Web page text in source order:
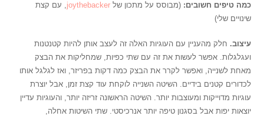
כמה טיפים חשובים:(מבוסס על מתכון שלjoythebacker, עם קצת
שינויים שלי)
עיצוב. חלק מהעניין עם העוגיות האלה זה לעצב אותן להיות קטנטנות
ועגלגלות. אפשר לעשות את זה עם שתי כפיות, שמחליקות את הבצק
מאחת לשנייה, ואפשר לקרר את הבצק כמה דקות בפריזר, ואז לגלגל אותו
לכדורים קטנים בידיים. השיטה השנייה לוקחת עוד קצת זמן, אבל יוצרת
עוגיות מדוייקות ומעוצבות יותר. השיטה הראשונה זריזה יותר, והעוגיות עדיין
יוצאות יפות אבל בסגנון טיפה יותר אנרכיסטי. שתי השיטות אחלה,